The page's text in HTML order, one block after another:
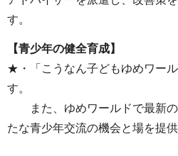
す。
【青少年の健全育成】
★・「こうなん子どもゆめワー
す。
また、ゆめワールドで最新の
たな青少年交流の機会と場を提供